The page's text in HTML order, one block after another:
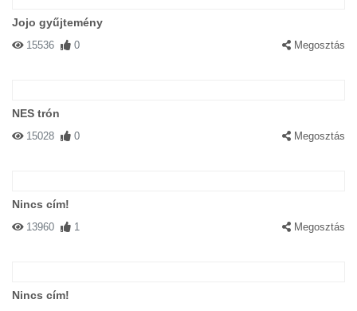
Jojo gyűjtemény
15536 0 Megosztás
NES trón
15028 0 Megosztás
Nincs cím!
13960 1 Megosztás
Nincs cím!